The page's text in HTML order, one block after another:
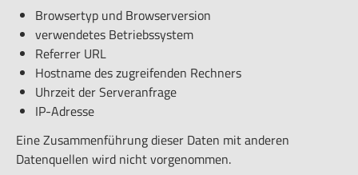
Browsertyp und Browserversion
verwendetes Betriebssystem
Referrer URL
Hostname des zugreifenden Rechners
Uhrzeit der Serveranfrage
IP-Adresse
Eine Zusammenführung dieser Daten mit anderen
Datenquellen wird nicht vorgenommen.